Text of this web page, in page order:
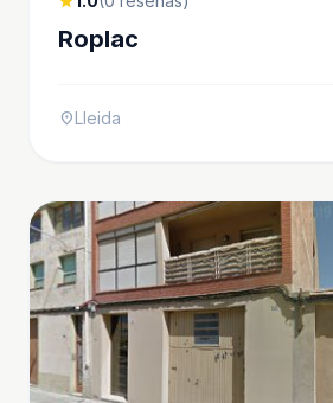
Roplac
location_onLleida